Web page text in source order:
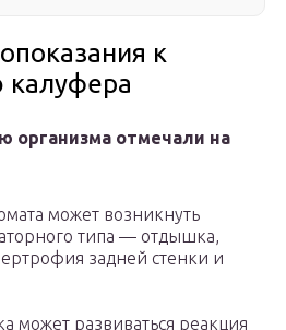
к
калуфера
организма отмечали на
может возникнуть
типа — отдышка,
задней стенки и
может развиваться реакция